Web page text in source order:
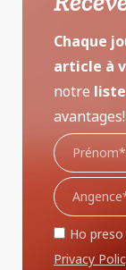
Chaque
article à
notre
avantages!
Ho
Privacy